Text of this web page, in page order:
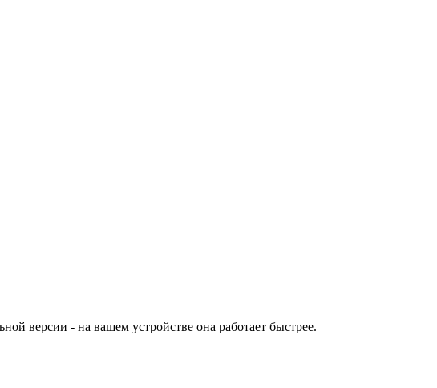
версии - на вашем устройстве она работает быстрее.